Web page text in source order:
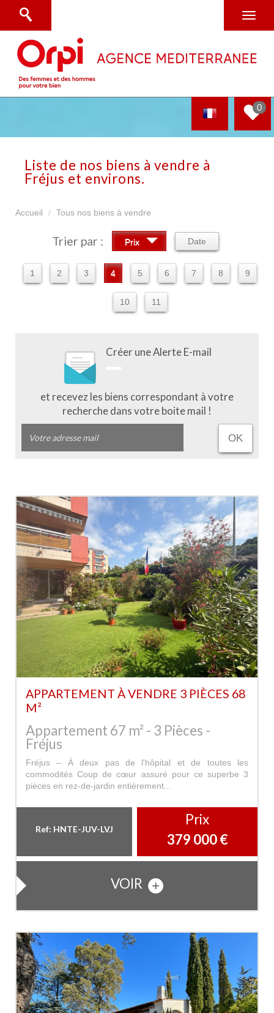
0
Liste de nos biens à vendre à
Fréjus et environs.
Accueil Tous nos biens à vendre
Trier par : Prix Date
1 2 3 4 5 6 7 8 9
10 11
Créer une Alerte E-mail
et recevez les biens correspondant à votre
recherche dans votre boite mail !
OK
APPARTEMENT À VENDRE 3 PIÈCES 68
M²
Appartement 67 m² - 3 Pièces -
Fréjus
Fréjus – À deux pas de l'hôpital et de toutes les
commodités Coup de cœur assuré pour ce superbe 3
pièces en rez-de-jardin entièrement...
Ref: HNTE-JUV-LVJ
Prix
379 000 €
VOIR